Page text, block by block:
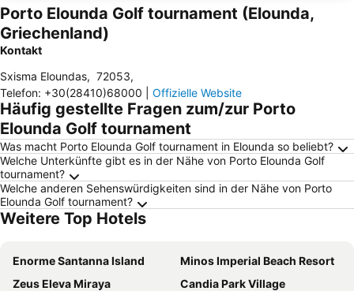
Porto Elounda Golf tournament (Elounda,
Griechenland)
Kontakt
Sxisma Eloundas, 72053,
Telefon: +30(28410)68000 Offizielle Website
Häufig gestellte Fragen zum/zur Porto
Elounda Golf tournament
Was macht Porto Elounda Golf tournament in Elounda so beliebt?
Welche Unterkünfte gibt es in der Nähe von Porto Elounda Golf
tournament?
Welche anderen Sehenswürdigkeiten sind in der Nähe von Porto
Elounda Golf tournament?
Weitere Top Hotels
Enorme Santanna Island
Minos Imperial Beach Resort
Zeus Eleva Miraya
Candia Park Village